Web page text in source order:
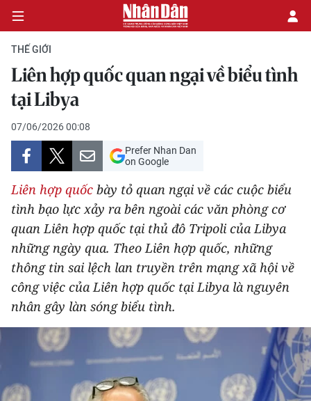
CHÍNH TRỊ
KINH TẾ
VĂN HÓA
XÃ HỘI
PHÁP LUẬT
DU LỊCH
THẾ GIỚI
THỂ THAO
GIÁO DỤC
Y TẾ
THẾ GIỚI
Liên hợp quốc quan ngại về biểu tình
tại Libya
07/06/2026 00:08
Prefer Nhan Dan
on Google
Liên hợp quốc bày tỏ quan ngại về các cuộc biểu
tình bạo lực xảy ra bên ngoài các văn phòng cơ
quan Liên hợp quốc tại thủ đô Tripoli của Libya
những ngày qua. Theo Liên hợp quốc, những
thông tin sai lệch lan truyền trên mạng xã hội về
công việc của Liên hợp quốc tại Libya là nguyên
nhân gây làn sóng biểu tình.